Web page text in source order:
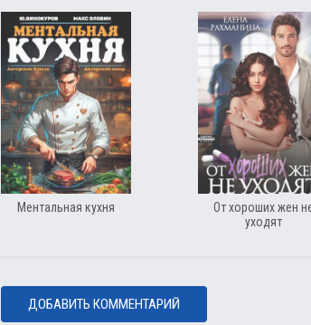
Ментальная кухня
От хороших жен
уходят
ДОБАВИТЬ КОММЕНТАРИЙ